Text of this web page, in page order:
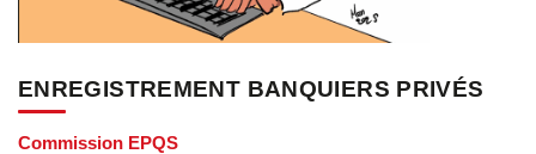
ENREGISTREMENT BANQUIERS PRIVÉS
Commission EPQS